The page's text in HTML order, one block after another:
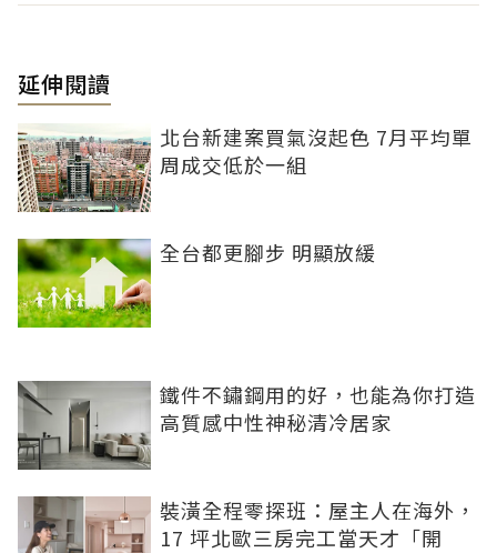
延伸閱讀
北台新建案買氣沒起色 7月平均單
周成交低於一組
全台都更腳步 明顯放緩
鐵件不鏽鋼用的好，也能為你打造
高質感中性神秘清冷居家
裝潢全程零探班：屋主人在海外，
17 坪北歐三房完工當天才「開